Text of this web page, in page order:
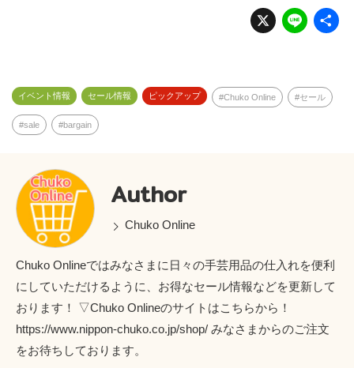
X Li
n
イベント情報 セール情報 ピックアップ Chuko Online セール
sale bargain
Author
Chuko Online
Chuko Onlineではみなさまに日々の手芸用品の仕入れを便利
にしていただけるように、お得なセール情報などを更新して
おります！ ▽Chuko Onlineのサイトはこちらから！
https://www.nippon-chuko.co.jp/shop/ みなさまからのご注文
をお待ちしております。